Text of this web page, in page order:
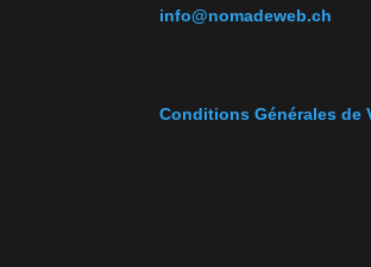
info@nomadeweb.ch
Conditions Générales de